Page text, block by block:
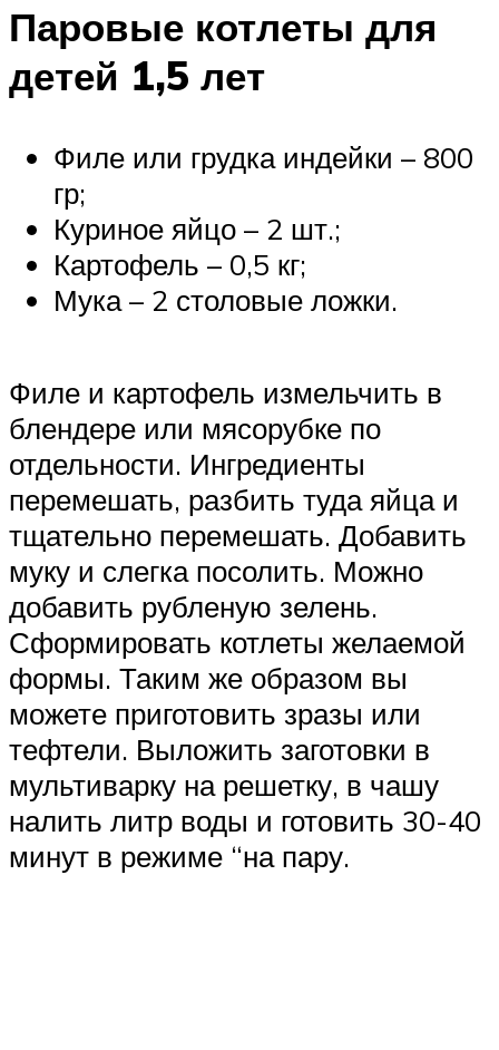
Паровые котлеты для
детей 1,5 лет
Филе или грудка индейки – 800
гр;
Куриное яйцо – 2 шт.;
Картофель – 0,5 кг;
Мука – 2 столовые ложки.
Филе и картофель измельчить в
блендере или мясорубке по
отдельности. Ингредиенты
перемешать, разбить туда яйца и
тщательно перемешать. Добавить
муку и слегка посолить. Можно
добавить рубленую зелень.
Сформировать котлеты желаемой
формы. Таким же образом вы
можете приготовить зразы или
тефтели. Выложить заготовки в
мультиварку на решетку, в чашу
налить литр воды и готовить 30-40
минут в режиме “на пару.